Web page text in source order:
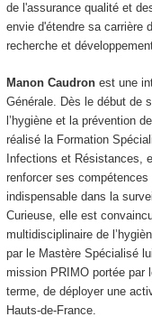
de l'assurance qualité et
envie d'étendre sa carrière
recherche et
Manon Caudron est une
Générale. Dès le début de
l’hygiène et la prévention
réalisé la Formation
Infections et Résistances,
renforcer ses
indispensable dans la
Curieuse, elle est
multidisciplinaire de
par le Mastère Spécialisé
mission PRIMO portée par
terme, de déployer une
Hauts-de-France.